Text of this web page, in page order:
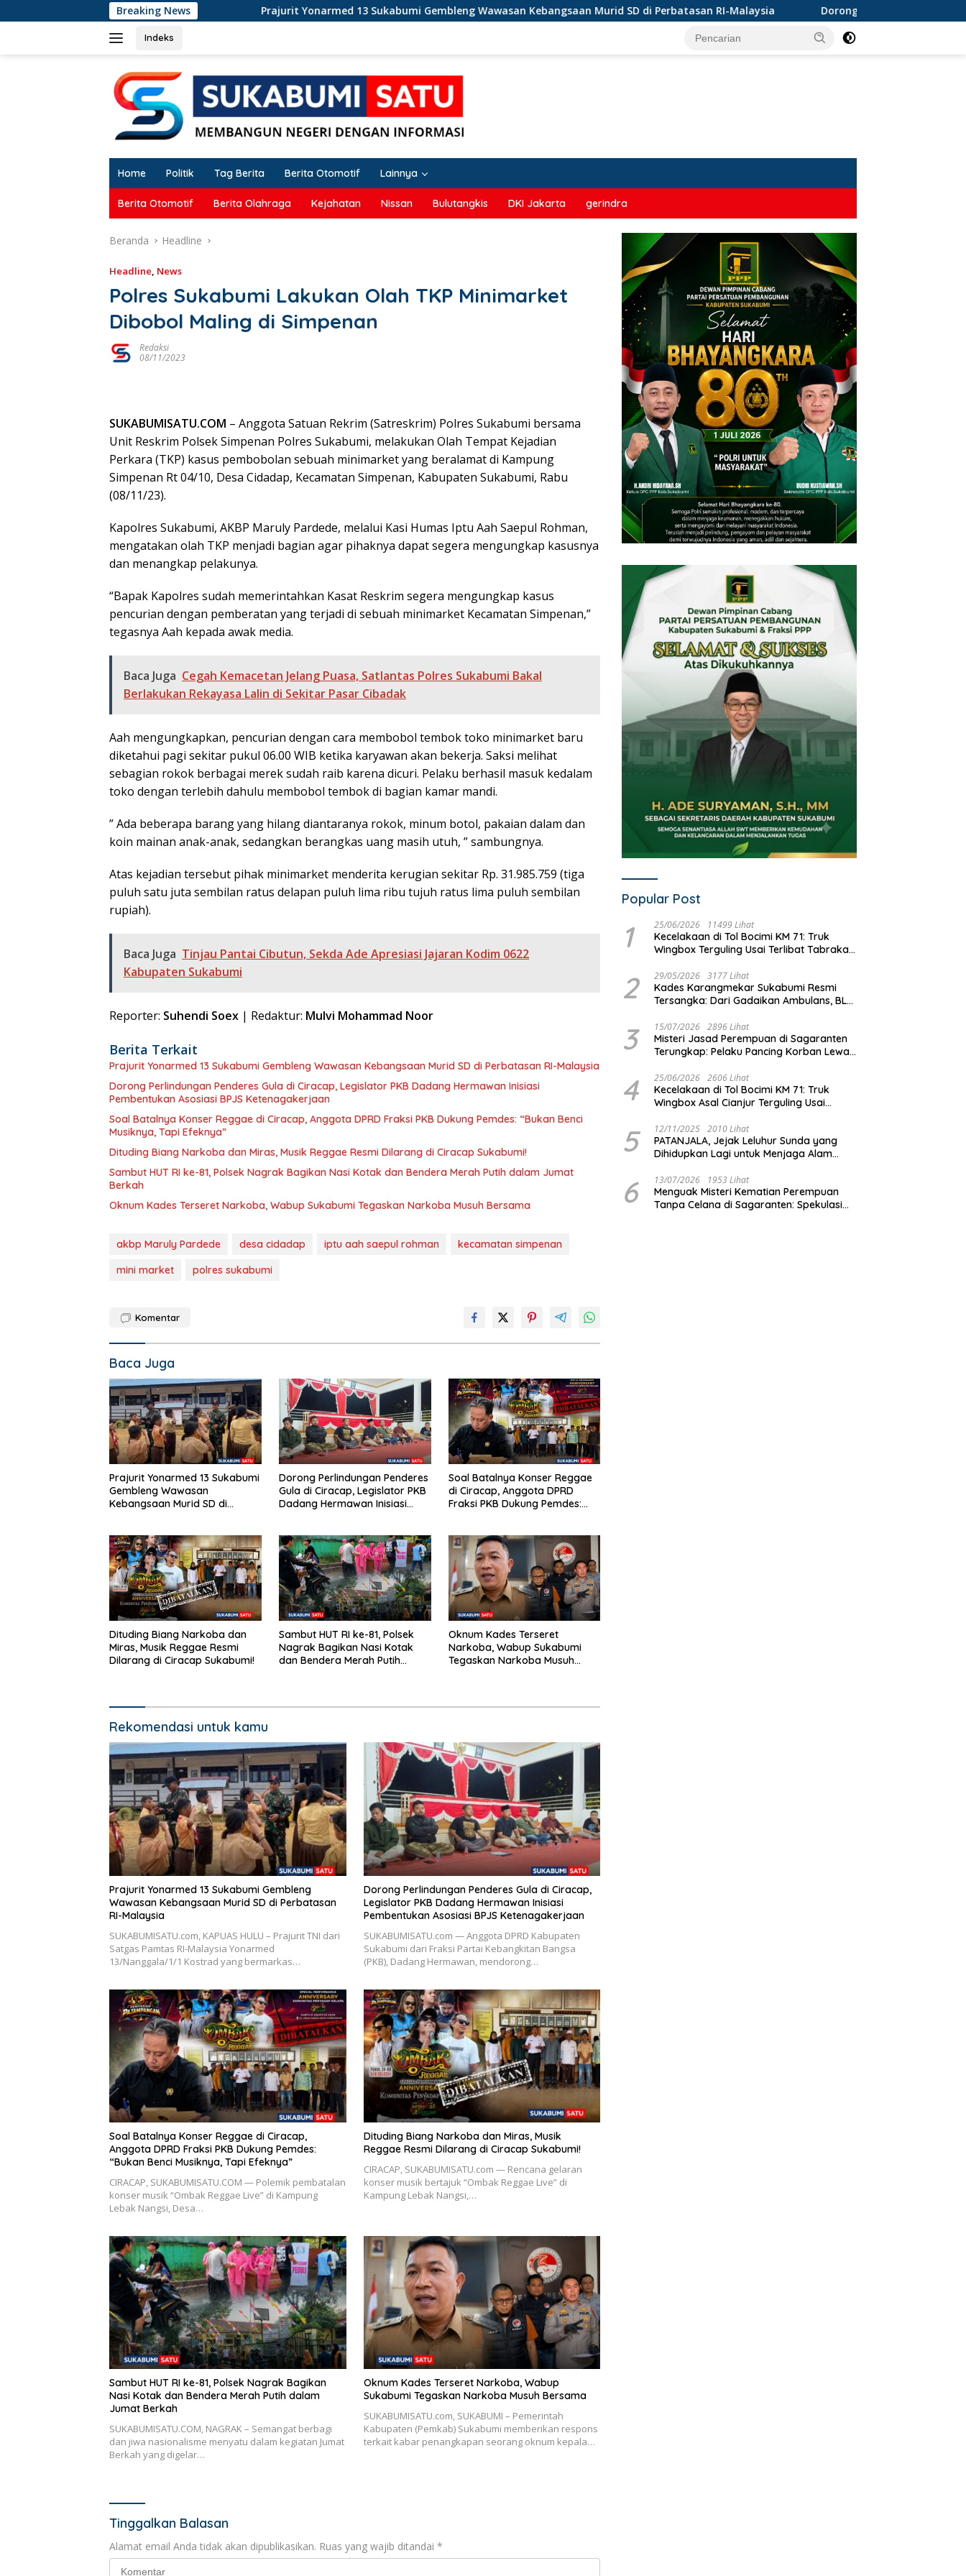
ke
Breaking NewsPrajurit Yonarmed 13 Sukabumi Gembleng Wawasan Kebangsaan Murid SD di Perbatasan RI-Malaysia Dorong Perlindungan Penderes Gula di Ciracap,
Indeks
Home Politik Tag Berita Berita Otomotif Lainnya
Berita Otomotif Berita Olahraga Kejahatan Nissan Bulutangkis DKI Jakarta gerindra
Beranda Headline
Headline, News
Polres Sukabumi Lakukan Olah TKP Minimarket
Dibobol Maling di Simpenan
Redaksi
08/11/2023
SUKABUMISATU.COM – Anggota Satuan Rekrim (Satreskrim) Polres Sukabumi bersama
Unit Reskrim Polsek Simpenan Polres Sukabumi, melakukan Olah Tempat Kejadian
Perkara (TKP) kasus pembobolan sebuah minimarket yang beralamat di Kampung
Simpenan Rt 04/10, Desa Cidadap, Kecamatan Simpenan, Kabupaten Sukabumi, Rabu
(08/11/23).
Kapolres Sukabumi, AKBP Maruly Pardede, melalui Kasi Humas Iptu Aah Saepul Rohman,
mengatakan olah TKP menjadi bagian agar pihaknya dapat segera mengungkap kasusnya
dan menangkap pelakunya.
“Bapak Kapolres sudah memerintahkan Kasat Reskrim segera mengungkap kasus
pencurian dengan pemberatan yang terjadi di sebuah minimarket Kecamatan Simpenan,”
tegasnya Aah kepada awak media.
Baca Juga Cegah Kemacetan Jelang Puasa, Satlantas Polres Sukabumi Bakal
Berlakukan Rekayasa Lalin di Sekitar Pasar Cibadak
Aah mengungkapkan, pencurian dengan cara membobol tembok toko minimarket baru
diketahui pagi sekitar pukul 06.00 WIB ketika karyawan akan bekerja. Saksi melihat
sebagian rokok berbagai merek sudah raib karena dicuri. Pelaku berhasil masuk kedalam
toko dengan terlebih dahulu membobol tembok di bagian kamar mandi.
” Ada beberapa barang yang hilang diantaranya rokok, minum botol, pakaian dalam dan
koin mainan anak-anak, sedangkan berangkas uang masih utuh, ” sambungnya.
Atas kejadian tersebut pihak minimarket menderita kerugian sekitar Rp. 31.985.759 (tiga
puluh satu juta sembilan ratus delapan puluh lima ribu tujuh ratus lima puluh sembilan
rupiah).
Baca Juga Tinjau Pantai Cibutun, Sekda Ade Apresiasi Jajaran Kodim 0622
Kabupaten Sukabumi
Reporter: Suhendi Soex | Redaktur: Mulvi Mohammad Noor
Berita Terkait
Prajurit Yonarmed 13 Sukabumi Gembleng Wawasan Kebangsaan Murid SD di Perbatasan RI-Malaysia
Dorong Perlindungan Penderes Gula di Ciracap, Legislator PKB Dadang Hermawan Inisiasi
Pembentukan Asosiasi BPJS Ketenagakerjaan
Soal Batalnya Konser Reggae di Ciracap, Anggota DPRD Fraksi PKB Dukung Pemdes: “Bukan Benci
Musiknya, Tapi Efeknya”
Dituding Biang Narkoba dan Miras, Musik Reggae Resmi Dilarang di Ciracap Sukabumi!
Sambut HUT RI ke-81, Polsek Nagrak Bagikan Nasi Kotak dan Bendera Merah Putih dalam Jumat
Berkah
Oknum Kades Terseret Narkoba, Wabup Sukabumi Tegaskan Narkoba Musuh Bersama
akbp Maruly Pardede desa cidadap iptu aah saepul rohman
kecamatan simpenan
mini market
polres sukabumi
Komentar
Baca Juga
Prajurit Yonarmed 13 Sukabumi
Gembleng Wawasan
Kebangsaan Murid SD di
Dorong Perlindungan Penderes
Gula di Ciracap, Legislator PKB
Dadang Hermawan Inisiasi
Soal Batalnya Konser Reggae
di Ciracap, Anggota DPRD
Fraksi PKB Dukung Pemdes:
Dituding Biang Narkoba dan
Miras, Musik Reggae Resmi
Dilarang di Ciracap Sukabumi!
Sambut HUT RI ke-81, Polsek
Nagrak Bagikan Nasi Kotak
dan Bendera Merah Putih
Oknum Kades Terseret
Narkoba, Wabup Sukabumi
Tegaskan Narkoba Musuh
Rekomendasi untuk kamu
Prajurit Yonarmed 13 Sukabumi Gembleng
Wawasan Kebangsaan Murid SD di Perbatasan
RI-Malaysia
SUKABUMISATU.com, KAPUAS HULU – Prajurit TNI dari
Satgas Pamtas RI-Malaysia Yonarmed
13/Nanggala/1/1 Kostrad yang bermarkas…
Dorong Perlindungan Penderes Gula di Ciracap,
Legislator PKB Dadang Hermawan Inisiasi
Pembentukan Asosiasi BPJS Ketenagakerjaan
SUKABUMISATU.com — Anggota DPRD Kabupaten
Sukabumi dari Fraksi Partai Kebangkitan Bangsa
(PKB), Dadang Hermawan, mendorong…
Soal Batalnya Konser Reggae di Ciracap,
Anggota DPRD Fraksi PKB Dukung Pemdes:
“Bukan Benci Musiknya, Tapi Efeknya”
CIRACAP, SUKABUMISATU.COM — Polemik pembatalan
konser musik “Ombak Reggae Live” di Kampung
Lebak Nangsi, Desa…
Dituding Biang Narkoba dan Miras, Musik
Reggae Resmi Dilarang di Ciracap Sukabumi!
CIRACAP, SUKABUMISATU.com — Rencana gelaran
konser musik bertajuk “Ombak Reggae Live” di
Kampung Lebak Nangsi,…
Sambut HUT RI ke-81, Polsek Nagrak Bagikan
Nasi Kotak dan Bendera Merah Putih dalam
Jumat Berkah
SUKABUMISATU.COM, NAGRAK – Semangat berbagi
dan jiwa nasionalisme menyatu dalam kegiatan Jumat
Berkah yang digelar…
Oknum Kades Terseret Narkoba, Wabup
Sukabumi Tegaskan Narkoba Musuh Bersama
SUKABUMISATU.com, SUKABUMI – Pemerintah
Kabupaten (Pemkab) Sukabumi memberikan respons
terkait kabar penangkapan seorang oknum kepala…
Tinggalkan Balasan
Alamat email Anda tidak akan dipublikasikan. Ruas yang wajib ditandai *
Popular Post
1 25/06/2026 11499 Lihat
Kecelakaan di Tol Bocimi KM 71: Truk
Wingbox Terguling Usai Terlibat Tabrakan
2 29/05/2026 3177 Lihat
Kades Karangmekar Sukabumi Resmi
Tersangka: Dari Gadaikan Ambulans, BLT
3 15/07/2026 2896 Lihat
Misteri Jasad Perempuan di Sagaranten
Terungkap: Pelaku Pancing Korban Lewat
4 25/06/2026 2606 Lihat
Kecelakaan di Tol Bocimi KM 71: Truk
Wingbox Asal Cianjur Terguling Usai
RS Sekarwangi
5 12/11/2025 2010 Lihat
PATANJALA, Jejak Leluhur Sunda yang
Dihidupkan Lagi untuk Menjaga Alam
6 13/07/2026 1953 Lihat
Menguak Misteri Kematian Perempuan
Tanpa Celana di Sagaranten: Spekulasi